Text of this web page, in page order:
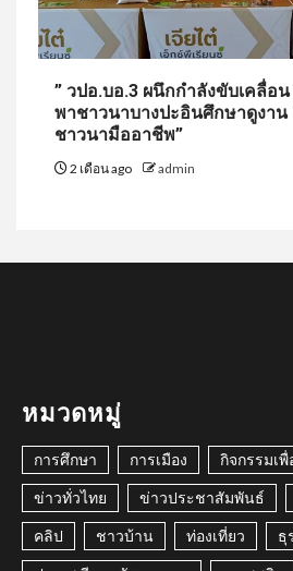
” วปอ.บอ.3 ผนึกกำลังขับเคลื่อ
พาชาวนาบางปะอินศึกษาดูงาน
ชาวนามืออาชีพ”
2 เดือน ago admin
หมวดหมู่
การศึกษา การเมือง กิจกรรมเ
ข่าวทั่วไทย ข่าวประชาสัมพันธ์
คลิป ชาวบ้าน ท่องเที่ยว ธุ